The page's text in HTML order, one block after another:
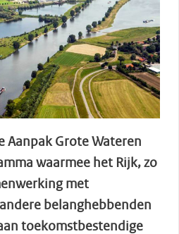
Aanpak Grote Wateren
waarmee het Rijk, zo
met
belanghebbenden
toekomstbestendige